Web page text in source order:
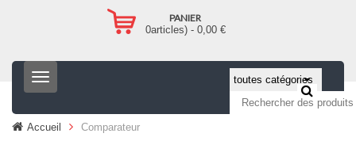
PANIER
0articles) - 0,00 €
T
o
l
Accueil Comparateur